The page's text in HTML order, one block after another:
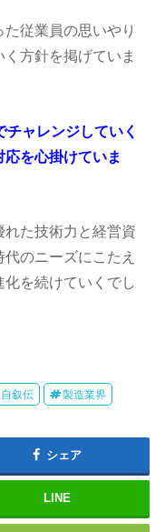
従業員の思いやり
方針を掲げていま
ャレンジしていく
を心掛けていま
た技術力と経営資
のニーズにこたえ
を続けていくでし
自叙伝 製造業界
シェア
LINE